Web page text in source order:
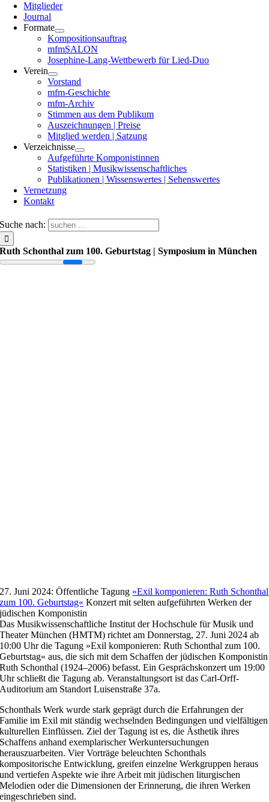
Mitglieder
Journal
Formate
Kompositionsauftrag
mfmSALON
Josephine-Lang-Wettbewerb für Lied-Duo
Verein
Vorstand
mfm-Geschichte
mfm-Archiv
Stimmen aus dem Publikum
Auszeichnungen | Preise
Mitglied werden | Satzung
Verzeichnisse
Aufgeführte Komponistinnen
Statistiken | Musikwissenschaftliches
Publikationen | Wissenswertes | Sehenswertes
Vernetzung
Kontakt
Suche nach:
Ruth Schonthal zum 100. Geburtstag | Symposium in München
27. Juni 2024: Öffentliche Tagung »Exil komponieren: Ruth Schonthal
zum 100. Geburtstag« Konzert mit selten aufgeführten Werken der
jüdischen Komponistin
Das Musikwissenschaftliche Institut der Hochschule für Musik und
Theater München (HMTM) richtet am Donnerstag, 27. Juni 2024 ab
10:00 Uhr die Tagung »Exil komponieren: Ruth Schonthal zum 100.
Geburtstag« aus, die sich mit dem Schaffen der jüdischen Komponistin
Ruth Schonthal (1924–2006) befasst. Ein Gesprächskonzert um 19:00
Uhr schließt die Tagung ab. Veranstaltungsort ist das Carl-Orff-
Auditorium am Standort Luisenstraße 37a.
Schonthals Werk wurde stark geprägt durch die Erfahrungen der
Familie im Exil mit ständig wechselnden Bedingungen und vielfältigen
kulturellen Einflüssen. Ziel der Tagung ist es, die Ästhetik ihres
Schaffens anhand exemplarischer Werkuntersuchungen
herauszuarbeiten. Vier Vorträge beleuchten Schonthals
kompositorische Entwicklung, greifen einzelne Werkgruppen heraus
und vertiefen Aspekte wie ihre Arbeit mit jüdischen liturgischen
Melodien oder die Dimensionen der Erinnerung, die ihren Werken
eingeschrieben sind.